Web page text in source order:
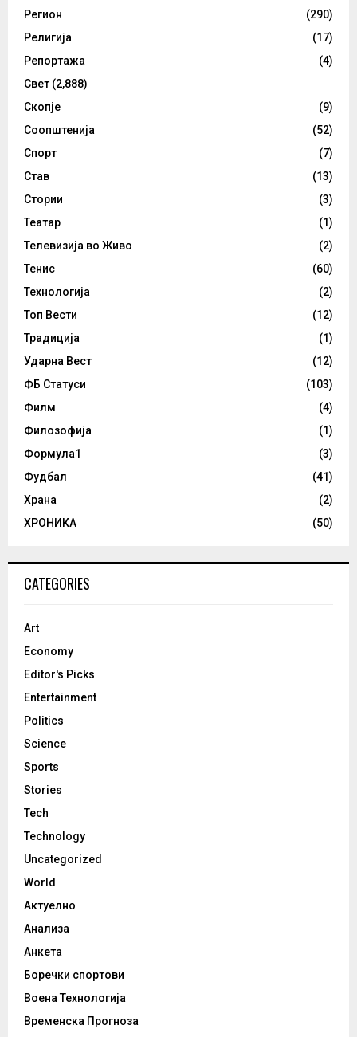
Регион
(290)
Религија
(17)
Репортажа
(4)
Свет (2,888)
Скопје
(9)
Соопштенија
(52)
Спорт
(7)
Став
(13)
Стории
(3)
Театар
(1)
Телевизија во Живо
(2)
Тенис
(60)
Технологија
(2)
Топ Вести
(12)
Традиција
(1)
Ударна Вест
(12)
ФБ Статуси
(103)
Филм
(4)
Филозофија
(1)
Формула1
(3)
Фудбал
(41)
Храна
(2)
ХРОНИКА
(50)
CATEGORIES
Art
Economy
Editor's Picks
Entertainment
Politics
Science
Sports
Stories
Tech
Technology
Uncategorized
World
Актуелно
Анализа
Анкета
Боречки спортови
Воена Технологија
Временска Прогноза